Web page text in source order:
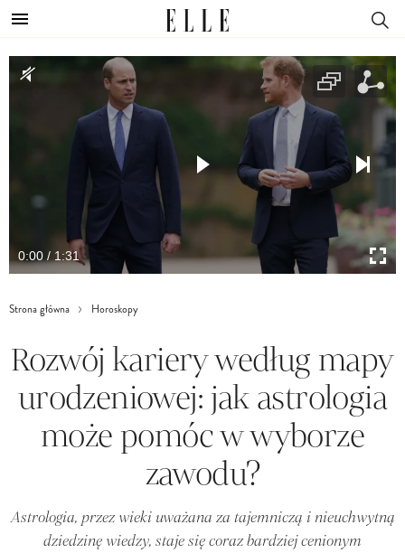
0:00 / 1:31
Strona główna Horoskopy
Rozwój kariery według mapy
urodzeniowej: jak astrologia
może pomóc w wyborze
zawodu?
Astrologia, przez wieki uważana za tajemniczą i nieuchwytną
dziedzinę wiedzy, staje się coraz bardziej cenionym